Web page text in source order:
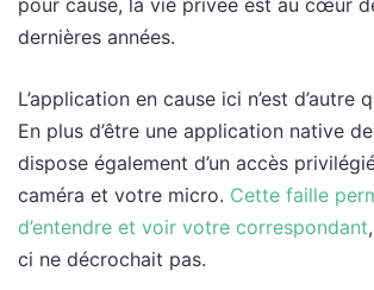
pour cause, la vie privée est au cœur
dernières années.
L’application en cause ici n’est d’autre
En plus d’être une application native
dispose également d’un accès
caméra et votre micro. Cette faille
d’entendre et voir votre correspondant
ci ne décrochait pas.